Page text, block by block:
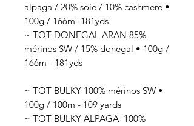
alpaga / 20% soie / 10% cashmere •
100g / 166m -181yds
~ TOT DONEGAL ARAN 85%
mérinos SW / 15% donegal • 100g /
166m - 181yds
~ TOT BULKY 100% mérinos SW •
100g / 100m - 109 yards
~ TOT BULKY ALPAGA 100%